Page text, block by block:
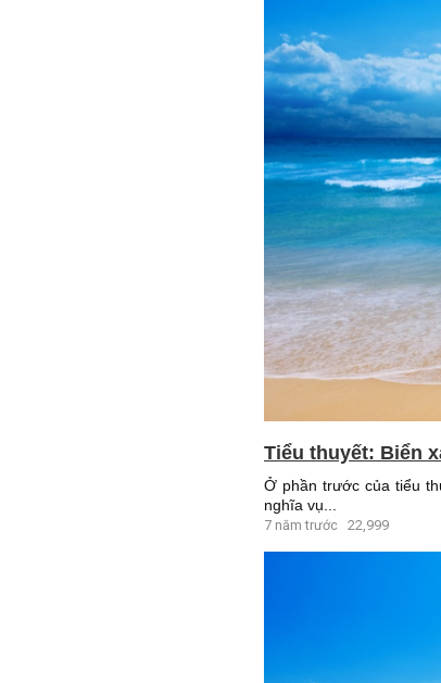
Tiểu thuyết: Biển
Ở phần trước của tiểu
nghĩa vụ...
7 năm trước 22,999